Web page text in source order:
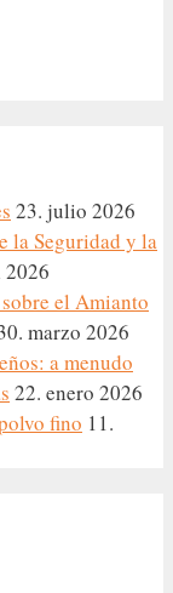
23. julio 2026
la Seguridad y la
el Amianto
marzo 2026
a menudo
22. enero 2026
fino 11.